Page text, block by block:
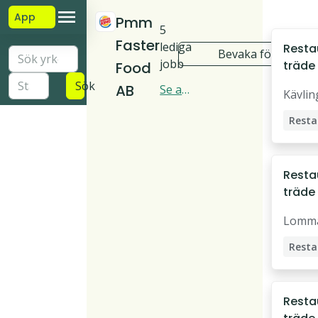
App
Sök
Pmm
Faster
Food
AB
5
lediga
jobb
Se all
Bevaka företag
träde
träde